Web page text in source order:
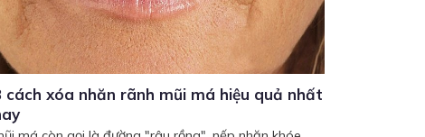
cách xóa nhăn rãnh mũi má hiệu quả nhất